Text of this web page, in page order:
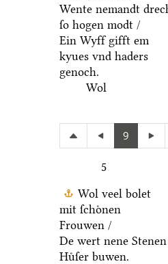
Wente nemandt
ſo hogen modt /
Ein Wyff gifft em
kyues vnd haders
genoch.
Wol
9
5
Wol veel bolet
mit ſchoͤnen
Frouwen /
De wert nene Stenen
Huͤſer buwen.